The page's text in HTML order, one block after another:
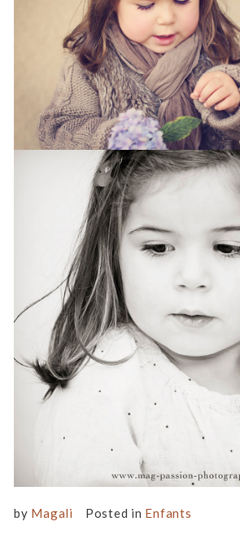
by Magali Posted in Enfants